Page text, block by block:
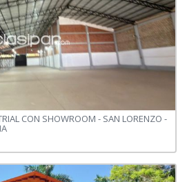
CON SHOWROOM - SAN LORENZO -